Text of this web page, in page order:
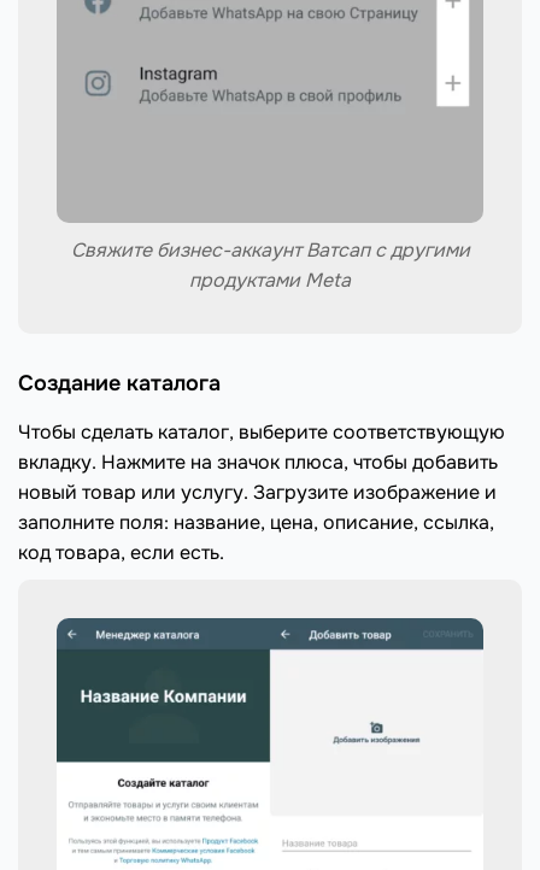
Свяжите бизнес-аккаунт Ватсап с другими
продуктами Meta
Создание каталога
Чтобы сделать каталог, выберите соответствующую
вкладку. Нажмите на значок плюса, чтобы добавить
новый товар или услугу. Загрузите изображение и
заполните поля: название, цена, описание, ссылка,
код товара, если есть.